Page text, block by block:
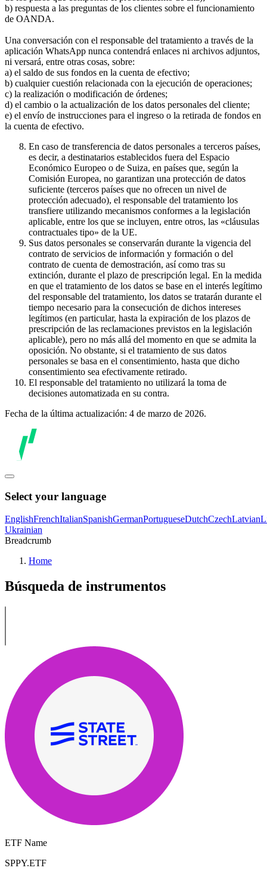
b) respuesta a las preguntas de los clientes sobre el funcionamiento
de OANDA.
Una conversación con el responsable del tratamiento a través de la
aplicación WhatsApp nunca contendrá enlaces ni archivos adjuntos,
ni versará, entre otras cosas, sobre:
a) el saldo de sus fondos en la cuenta de efectivo;
b) cualquier cuestión relacionada con la ejecución de operaciones;
c) la realización o modificación de órdenes;
d) el cambio o la actualización de los datos personales del cliente;
e) el envío de instrucciones para el ingreso o la retirada de fondos en
la cuenta de efectivo.
En caso de transferencia de datos personales a terceros países,
es decir, a destinatarios establecidos fuera del Espacio
Económico Europeo o de Suiza, en países que, según la
Comisión Europea, no garantizan una protección de datos
suficiente (terceros países que no ofrecen un nivel de
protección adecuado), el responsable del tratamiento los
transfiere utilizando mecanismos conformes a la legislación
aplicable, entre los que se incluyen, entre otros, las «cláusulas
contractuales tipo» de la UE.
Sus datos personales se conservarán durante la vigencia del
contrato de servicios de información y formación o del
contrato de cuenta de demostración, así como tras su
extinción, durante el plazo de prescripción legal. En la medida
en que el tratamiento de los datos se base en el interés legítimo
del responsable del tratamiento, los datos se tratarán durante el
tiempo necesario para la consecución de dichos intereses
legítimos (en particular, hasta la expiración de los plazos de
prescripción de las reclamaciones previstos en la legislación
aplicable), pero no más allá del momento en que se admita la
oposición. No obstante, si el tratamiento de sus datos
personales se basa en el consentimiento, hasta que dicho
consentimiento sea efectivamente retirado.
El responsable del tratamiento no utilizará la toma de
decisiones automatizada en su contra.
Fecha de la última actualización: 4 de marzo de 2026.
Select your language
EnglishFrenchItalianSpanishGermanPortugueseDutchCzechLatvian
Ukrainian
Breadcrumb
Home
Búsqueda de instrumentos
ETF Name
SPPY.ETF